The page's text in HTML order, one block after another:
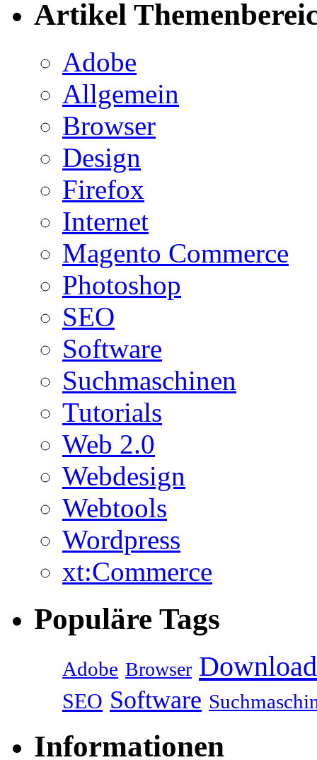
Artikel
Adobe
Allgemein
Browser
Design
Firefox
Internet
Magento Commerce
Photoshop
SEO
Software
Suchmaschinen
Tutorials
Web 2.0
Webdesign
Webtools
Wordpress
xt:Commerce
Populäre Tags
Adobe Browser Download
SEO Software
Informationen